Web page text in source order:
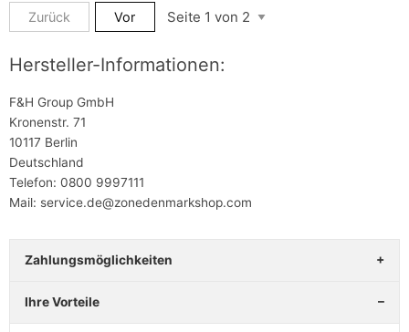
Zurück Vor
Hersteller-Informationen:
F&H Group GmbH
Kronenstr. 71
10117 Berlin
Deutschland
Telefon: 0800 9997111
Mail: service.de@zonedenmarkshop.com
Zahlungsmöglichkeiten
Ihre Vorteile